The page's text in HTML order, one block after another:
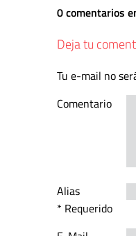
0 comentarios
Deja tu
Tu e-mail no
Comentario
Alias
* Requerido